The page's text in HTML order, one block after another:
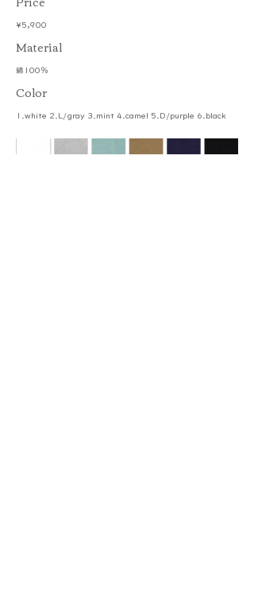
¥5,900
​Material
綿100％
Color
1.white 2.L/gray 3.mint 4.camel 5.D/purple 6.black